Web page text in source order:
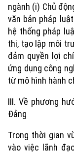
ngành (i) Chủ
văn bản pháp
hệ thống pháp
thi, tạo lập môi
đảm quyền lợi
ứng dụng công
từ mô hình hành
III. Về phương
Đảng
Trong thời gian
vào việc lãnh